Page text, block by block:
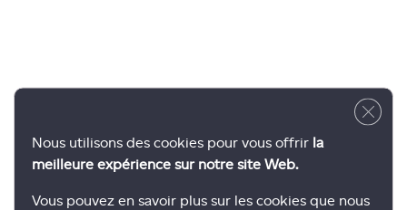
Nous utilisons des cookies pour vous offrir la
meilleure expérience sur notre site Web.
Vous pouvez en savoir plus sur les cookies que nous
Close